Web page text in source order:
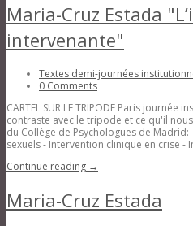
Maria-Cruz Estada
intervenante"
Textes demi-journées
0 Comments
CARTEL SUR LE TRIPODE Paris journée
contraste avec le tripode et ce qu'il
du Collège de Psychologues de
sexuels - Intervention clinique en crise -
Continue reading →
Maria-Cruz Estada